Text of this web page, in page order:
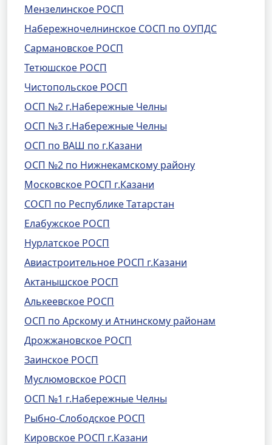
Мензелинское РОСП
Набережночелнинское СОСП по ОУПДС
Сармановское РОСП
Тетюшское РОСП
Чистопольское РОСП
ОСП №2 г.Набережные Челны
ОСП №3 г.Набережные Челны
ОСП по ВАШ по г.Казани
ОСП №2 по Нижнекамскому району
Московское РОСП г.Казани
СОСП по Республике Татарстан
Елабужское РОСП
Нурлатское РОСП
Авиастроительное РОСП г.Казани
Актанышское РОСП
Алькеевское РОСП
ОСП по Арскому и Атнинскому районам
Дрожжановское РОСП
Заинское РОСП
Муслюмовское РОСП
ОСП №1 г.Набережные Челны
Рыбно-Слободское РОСП
Кировское РОСП г.Казани